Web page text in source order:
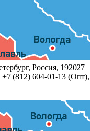
Россия, 192027
(812) 604-01-13